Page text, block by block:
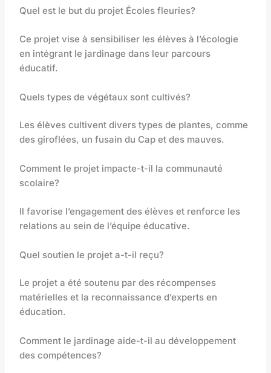
Quel est le but du projet Écoles fleuries?
Ce projet vise à sensibiliser les élèves à l’écologie
en intégrant le jardinage dans leur parcours
éducatif.
Quels types de végétaux sont cultivés?
Les élèves cultivent divers types de plantes, comme
des giroflées, un fusain du Cap et des mauves.
Comment le projet impacte-t-il la communauté
scolaire?
Il favorise l’engagement des élèves et renforce les
relations au sein de l’équipe éducative.
Quel soutien le projet a-t-il reçu?
Le projet a été soutenu par des récompenses
matérielles et la reconnaissance d’experts en
éducation.
Comment le jardinage aide-t-il au développement
des compétences?